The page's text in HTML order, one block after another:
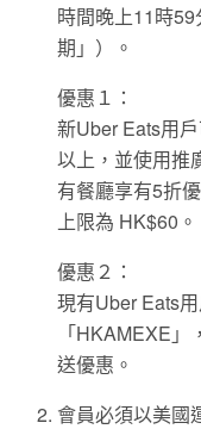
時間晚上11時
期」）。
優惠１：
新Uber Eats用
以上，並使用推
有餐廳享有5折
上限為 HK$60。
優惠２：
現有Uber Eats
「HKAMEXE
送優惠。
會員必須以美國